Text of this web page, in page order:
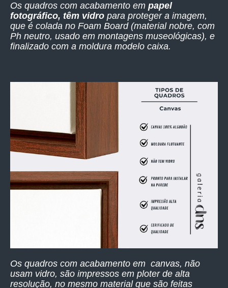
Os quadros com acabamento em papel
fotográfico, têm vidro para proteger a imagem,
que é colada no Foam Board (material nobre, com
Ph neutro, usado em montagens museológicas), e
finalizado com a moldura modelo caixa.
Os quadros com acabamento em canvas, não
usam vidro, são impressos em ploter de alta
resolução, no mesmo material que são feitas